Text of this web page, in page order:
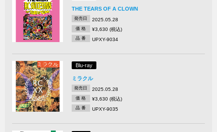
THE TEARS OF A CLOWN
発売日 2025.05.28
価 格 ¥3,630 (税込)
品 番 UPXY-9034
Blu-ray
ミラクル
発売日 2025.05.28
価 格 ¥3,630 (税込)
品 番 UPXY-9035